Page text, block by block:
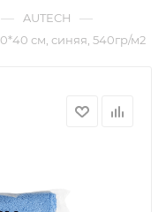
— AUTECH —
см, синяя, 540гр/м2